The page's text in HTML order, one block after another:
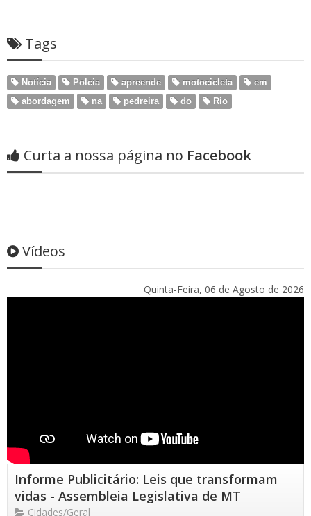
Tags
Notícia Polcia apreende motocicleta
em
abordagem
na pedreira do Rio
Curta a nossa página no Facebook
Vídeos
Quinta-Feira, 06 de Agosto de 2026
Informe Publicitário: Leis que transformam
vidas - Assembleia Legislativa de MT
Cidades/Geral